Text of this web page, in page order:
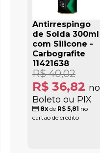
Antirrespingo
de Solda 300ml
com Silicone -
Carbografite
11421638
R$ 36,82 no
Boleto ou PIX
R$ 40,02
8x de R$ 5,81 no
cartão de crédito